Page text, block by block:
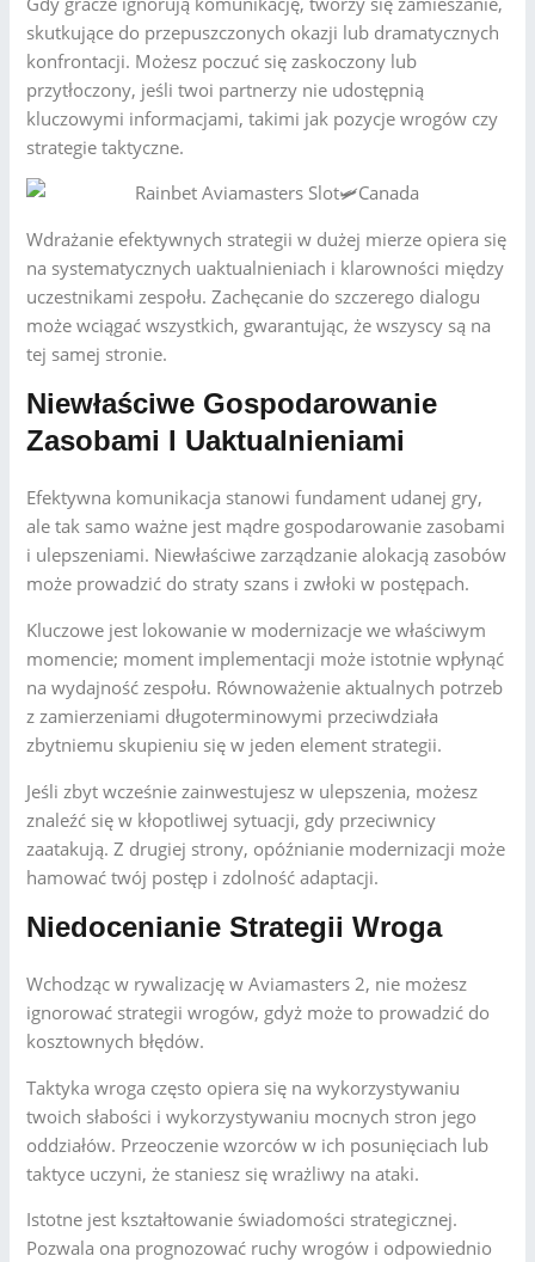
skutkujące do przepuszczonych okazji lub dramatycznych
konfrontacji. Możesz poczuć się zaskoczony lub
przytłoczony, jeśli twoi partnerzy nie udostępnią
kluczowymi informacjami, takimi jak pozycje wrogów czy
strategie taktyczne.
Wdrażanie efektywnych strategii w dużej mierze opiera się
na systematycznych uaktualnieniach i klarowności między
uczestnikami zespołu. Zachęcanie do szczerego dialogu
może wciągać wszystkich, gwarantując, że wszyscy są na
tej samej stronie.
Niewłaściwe Gospodarowanie
Zasobami I Uaktualnieniami
Efektywna komunikacja stanowi fundament udanej gry,
ale tak samo ważne jest mądre gospodarowanie zasobami
i ulepszeniami. Niewłaściwe zarządzanie alokacją zasobów
może prowadzić do straty szans i zwłoki w postępach.
Kluczowe jest lokowanie w modernizacje we właściwym
momencie; moment implementacji może istotnie wpłynąć
na wydajność zespołu. Równoważenie aktualnych potrzeb
z zamierzeniami długoterminowymi przeciwdziała
zbytniemu skupieniu się w jeden element strategii.
Jeśli zbyt wcześnie zainwestujesz w ulepszenia, możesz
znaleźć się w kłopotliwej sytuacji, gdy przeciwnicy
zaatakują. Z drugiej strony, opóźnianie modernizacji może
hamować twój postęp i zdolność adaptacji.
Niedocenianie Strategii Wroga
Wchodząc w rywalizację w Aviamasters 2, nie możesz
ignorować strategii wrogów, gdyż może to prowadzić do
kosztownych błędów.
Taktyka wroga często opiera się na wykorzystywaniu
twoich słabości i wykorzystywaniu mocnych stron jego
oddziałów. Przeoczenie wzorców w ich posunięciach lub
taktyce uczyni, że staniesz się wrażliwy na ataki.
Istotne jest kształtowanie świadomości strategicznej.
Pozwala ona prognozować ruchy wrogów i odpowiednio